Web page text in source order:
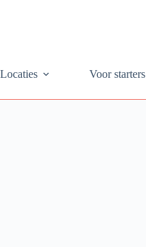
Locaties Voor starters